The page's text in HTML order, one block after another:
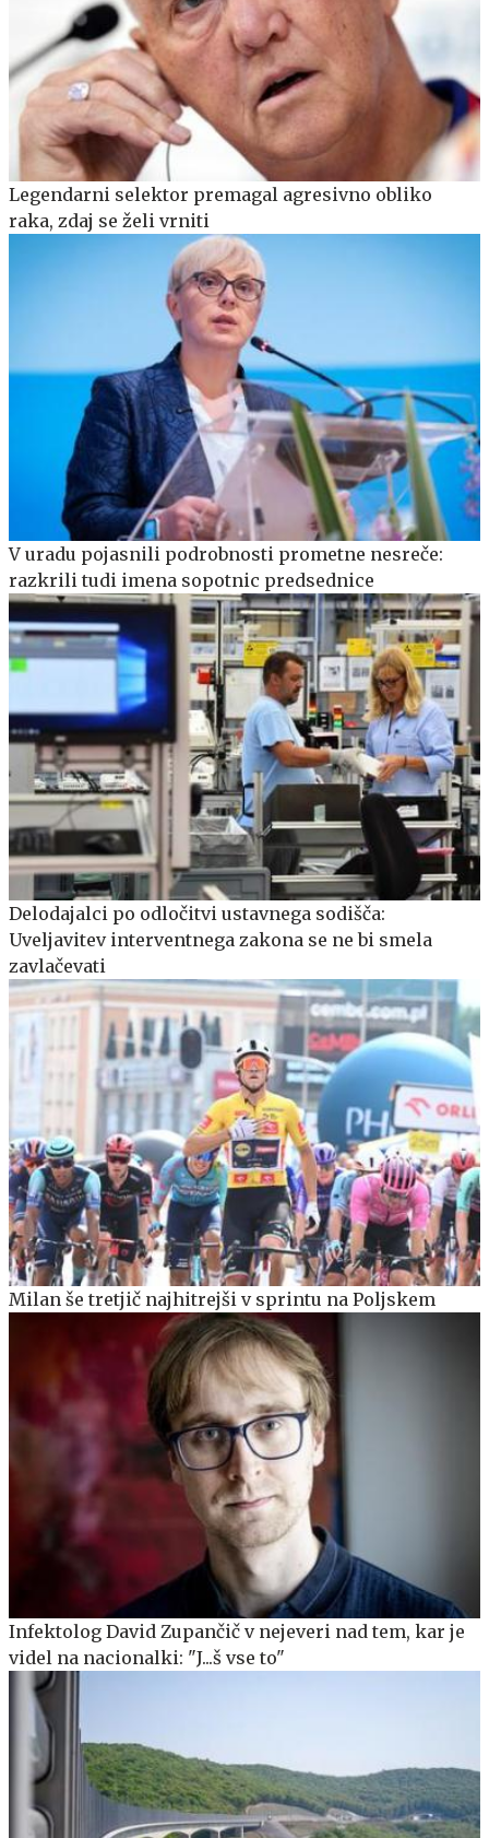
Legendarni selektor premagal agresivno obliko
raka, zdaj se želi vrniti
V uradu pojasnili podrobnosti prometne nesreče:
razkrili tudi imena sopotnic predsednice
Delodajalci po odločitvi ustavnega sodišča:
Uveljavitev interventnega zakona se ne bi smela
zavlačevati
Milan še tretjič najhitrejši v sprintu na Poljskem
Infektolog David Zupančič v nejeveri nad tem, kar je
videl na nacionalki: "J...š vse to"